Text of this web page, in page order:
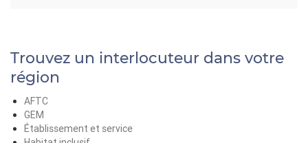
Trouvez un interlocuteur dans votre
région
AFTC
GEM
Établissement et service